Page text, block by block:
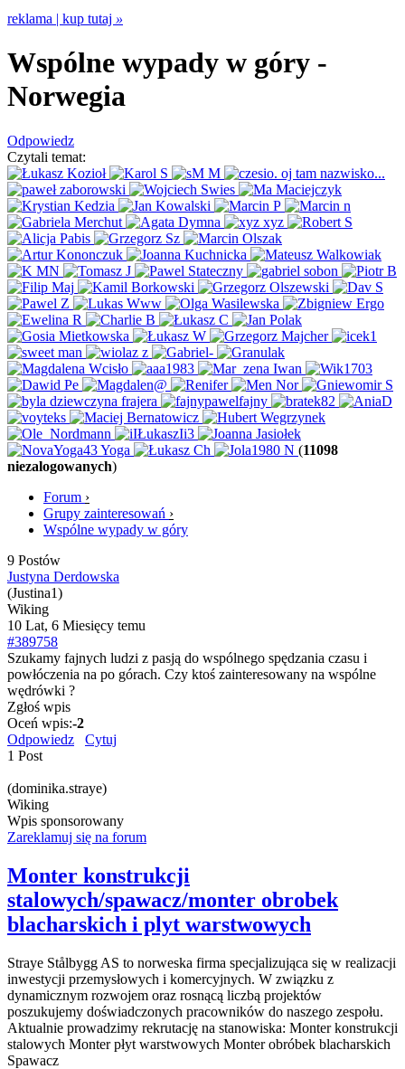
reklama | kup tutaj »
Wspólne wypady w góry -
Norwegia
Odpowiedz
Czytali temat:
(11098
niezalogowanych)
Forum ›
Grupy zainteresowań ›
Wspólne wypady w góry
9 Postów
Justyna Derdowska
(Justina1)
Wiking
10 Lat, 6 Miesięcy temu
#389758
Szukamy fajnych ludzi z pasją do wspólnego spędzania czasu i
powłóczenia na po górach. Czy ktoś zainteresowany na wspólne
wędrówki ?
Zgłoś wpis
Oceń wpis:-2
Odpowiedz
Cytuj
1 Post
(dominika.straye)
Wiking
Wpis sponsorowany
Zareklamuj się na forum
Monter konstrukcji
stalowych/spawacz/monter obrobek
blacharskich i plyt warstwowych
Straye Stålbygg AS to norweska firma specjalizująca się w realizacji
inwestycji przemysłowych i komercyjnych. W związku z
dynamicznym rozwojem oraz rosnącą liczbą projektów
poszukujemy doświadczonych pracowników do naszego zespołu.
Aktualnie prowadzimy rekrutację na stanowiska: Monter konstrukcji
stalowych Monter płyt warstwowych Monter obróbek blacharskich
Spawacz